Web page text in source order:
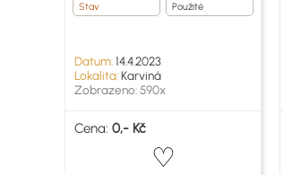
Stav Použité
Datum:14.4.2023
Lokalita:Karviná
Zobrazeno: 590x
Cena: 0,- Kč